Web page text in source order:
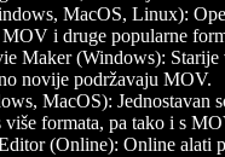
MacOS, Linux):
i druge popularne
Maker (Windows): Starije
novije podržavaju MOV.
MacOS): Jednostavan
više formata, pa tako i s
(Online): Online alati